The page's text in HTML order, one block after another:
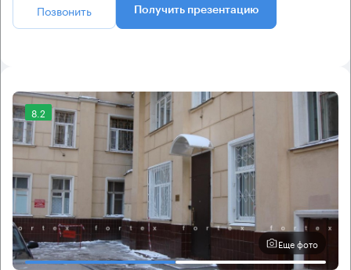
Позвонить Получить презентацию
8.2
Еще фото